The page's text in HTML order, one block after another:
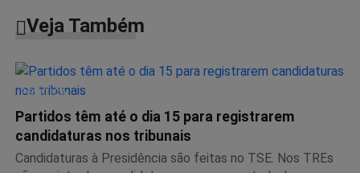
Veja Também
POLÍTICA
Partidos têm até o dia 15 para registrarem
candidaturas nos tribunais
Candidaturas à Presidência são feitas no TSE. Nos TREs